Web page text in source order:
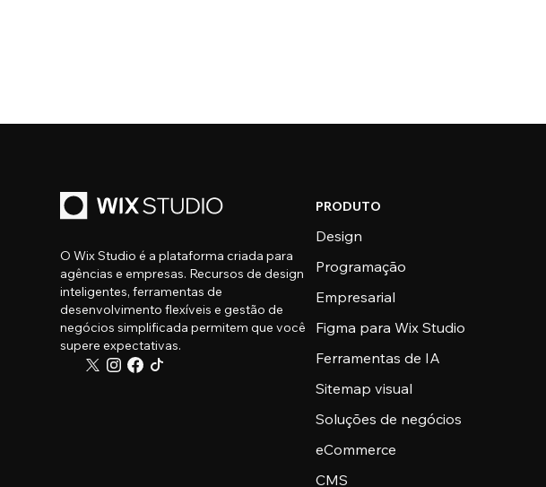
O Wix Studio é a plataforma criada para
agências e empresas. Recursos de design
inteligentes, ferramentas de
desenvolvimento flexíveis e gestão de
negócios simplificada permitem que você
supere expectativas.
PRODUTO
Design
Programação
Empresarial
Figma para Wix Studio
Ferramentas de IA
Sitemap visual
Soluções de negócios
eCommerce
CMS